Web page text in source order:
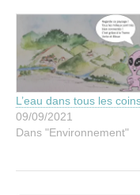
franchement, cela
m'encourage à continuer
avec…
L’eau dans tous les
09/09/2021
Dans "Environnement"